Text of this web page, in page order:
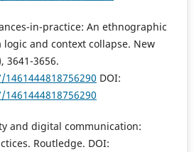
in-practice: An ethnographic
and context collapse. New
3641-3656.
DOI:
and digital communication:
Routledge. DOI: